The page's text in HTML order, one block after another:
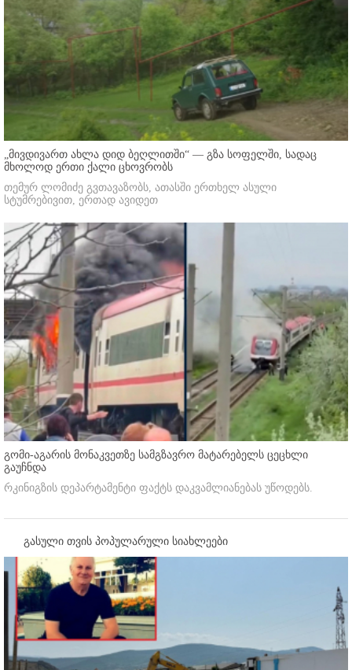
„მივდივართ ახლა დიდ ბეღლითში“ — გზა სოფელში, სადაც
მხოლოდ ერთი ქალი ცხოვრობს
თემურ ლომიძე გვთავაზობს, ათასში ერთხელ ასული
სტუმრებივით, ერთად ავიდეთ
გომი-აგარის მონაკვეთზე სამგზავრო მატარებელს ცეცხლი
გაუჩნდა
რკინიგზის დეპარტამენტი ფაქტს დაკვამლიანებას უწოდებს.
გასული თვის პოპულარული სიახლეები